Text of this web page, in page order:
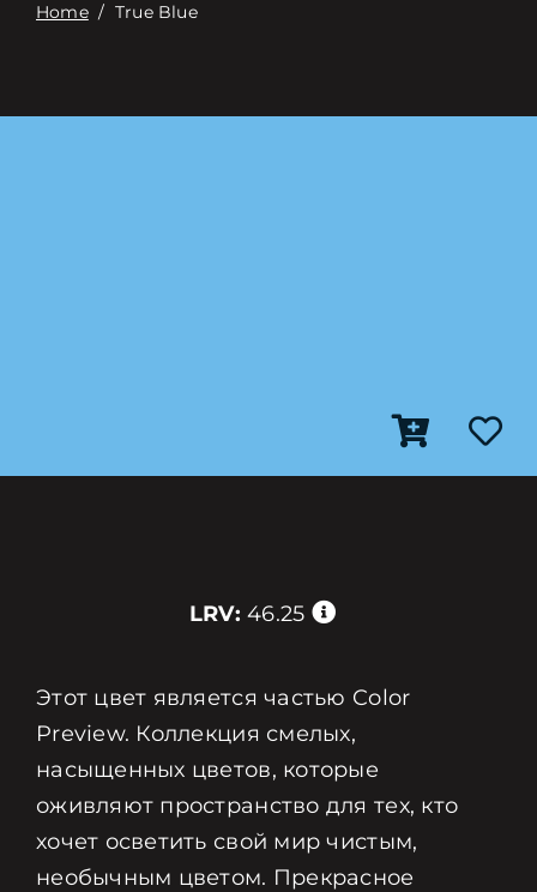
Home/ True Blue
LRV: 46.25
Этот цвет является частью Color
Preview. Коллекция смелых,
насыщенных цветов, которые
оживляют пространство для тех, кто
хочет осветить свой мир чистым,
необычным цветом. Прекрасное